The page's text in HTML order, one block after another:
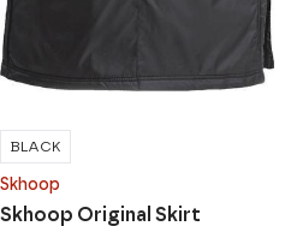
Skhoop
Skhoop Original Skirt
BLACK